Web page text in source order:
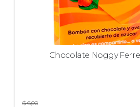
Chocolate Noggy
$ 6,00